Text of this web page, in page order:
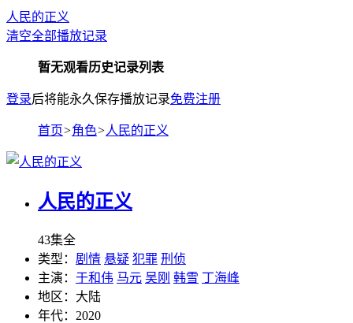
人民的正义
清空全部播放记录
暂无观看历史记录列表
登录后将能永久保存播放记录免费注册
首页>角色>人民的正义
人民的正义
43集全
类型： 剧情 悬疑 犯罪 刑侦
主演： 于和伟 马元 吴刚 韩雪 丁海峰
地区： 大陆
年代： 2020